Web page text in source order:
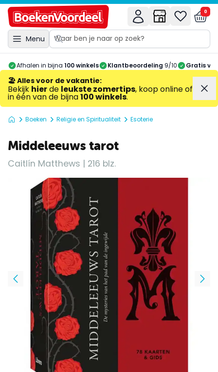
Menu
0
Afhalen in bijna 100 winkels Klantbeoordeling 9/10 Gratis
🏖️ Alles voor de vakantie:
Bekijk hierde leukste zomertips, koop online of
in één van de bijna100 winkels.
Boeken Religie en Spiritualiteit Esoterie
Middeleeuws tarot
Caitlín Matthews | 216 blz.